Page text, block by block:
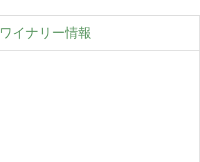
ワイナリー情報